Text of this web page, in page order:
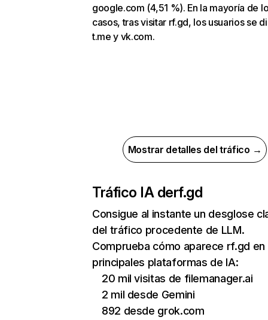
google.com (4,51 %). En la mayoría de
casos, tras visitar rf.gd, los usuarios se
t.me y vk.com.
Mostrar detalles del tráfico →
Tráfico IA derf.gd
Consigue al instante un desglose
del tráfico procedente de LLM.
Comprueba cómo aparece rf.gd en
principales plataformas de IA:
20 mil visitas de filemanager.ai
2 mil desde Gemini
892 desde grok.com